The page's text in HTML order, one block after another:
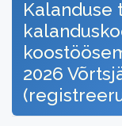
Kalanduse
2026